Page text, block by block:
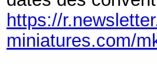
https://
miniatures.com/